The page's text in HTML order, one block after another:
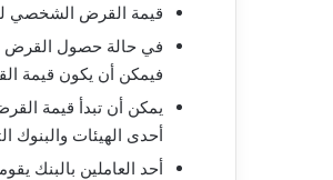
قيمة القرض الشخصي للأفراد يمكن
في حالة حصول القرض
فيمكن أن يكون قيمة القرض
أحدى الهيئات والبنوك
أحد العاملين بالبنك